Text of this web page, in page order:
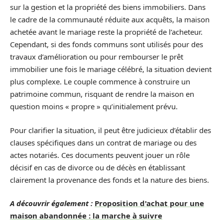
sur la gestion et la propriété des biens immobiliers. Dans
le cadre de la communauté réduite aux acquêts, la maison
achetée avant le mariage reste la propriété de l’acheteur.
Cependant, si des fonds communs sont utilisés pour des
travaux d’amélioration ou pour rembourser le prêt
immobilier une fois le mariage célébré, la situation devient
plus complexe. Le couple commence à construire un
patrimoine commun, risquant de rendre la maison en
question moins « propre » qu’initialement prévu.
Pour clarifier la situation, il peut être judicieux d’établir des
clauses spécifiques dans un contrat de mariage ou des
actes notariés. Ces documents peuvent jouer un rôle
décisif en cas de divorce ou de décès en établissant
clairement la provenance des fonds et la nature des biens.
A découvrir également : Proposition d'achat pour une
maison abandonnée : la marche à suivre